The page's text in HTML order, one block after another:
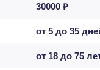
30000 ₽
от 5 до 35
от 18 до 75